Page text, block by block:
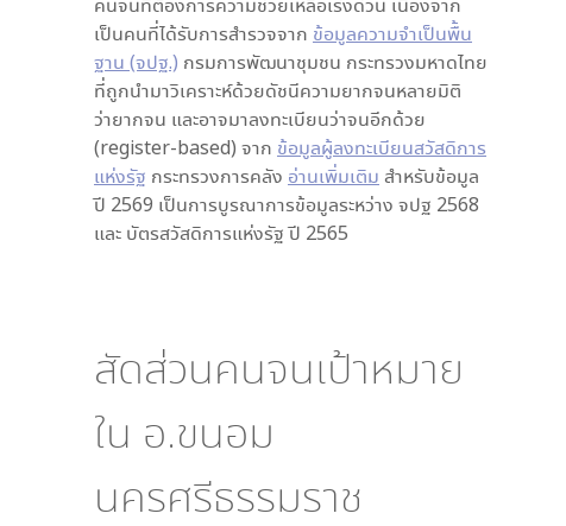
เป็นคนที่ได้รับการสำรวจจาก ข้อมูลความจำเป็นพื้น
ฐาน (จปฐ.) กรมการพัฒนาชุมชน กระทรวงมหาดไทย
ที่ถูกนำมาวิเคราะห์ด้วยดัชนีความยากจนหลายมิติ
ว่ายากจน และอาจมาลงทะเบียนว่าจนอีกด้วย
(register-based) จาก ข้อมูลผู้ลงทะเบียนสวัสดิการ
แห่งรัฐ กระทรวงการคลัง อ่านเพิ่มเติม สำหรับข้อมูล
ปี 2569 เป็นการบูรณาการข้อมูลระหว่าง จปฐ 2568
และ บัตรสวัสดิการแห่งรัฐ ปี 2565
สัดส่วนคนจนเป้าหมาย
ใน อ.ขนอม
นครศรีธรรมราช